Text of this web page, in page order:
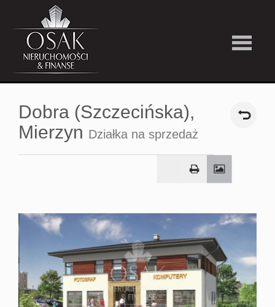
Kup
Firma
Kontakt
Dobra (Szczecińska),
Mierzyn Działka na sprzedaż